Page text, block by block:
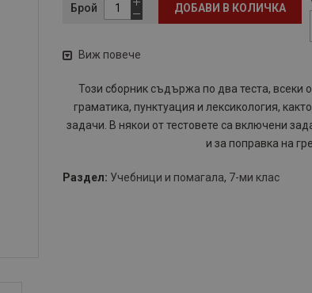
Брой ДОБАВИ В КОЛИЧКА
Виж повече
Този сборник съдържа по два теста, всеки
граматика, пунктуация и лексикология,
задачи. В някои от тестовете са включени
и за поправка на
Раздел: Учебници и помагала, 7-ми клас